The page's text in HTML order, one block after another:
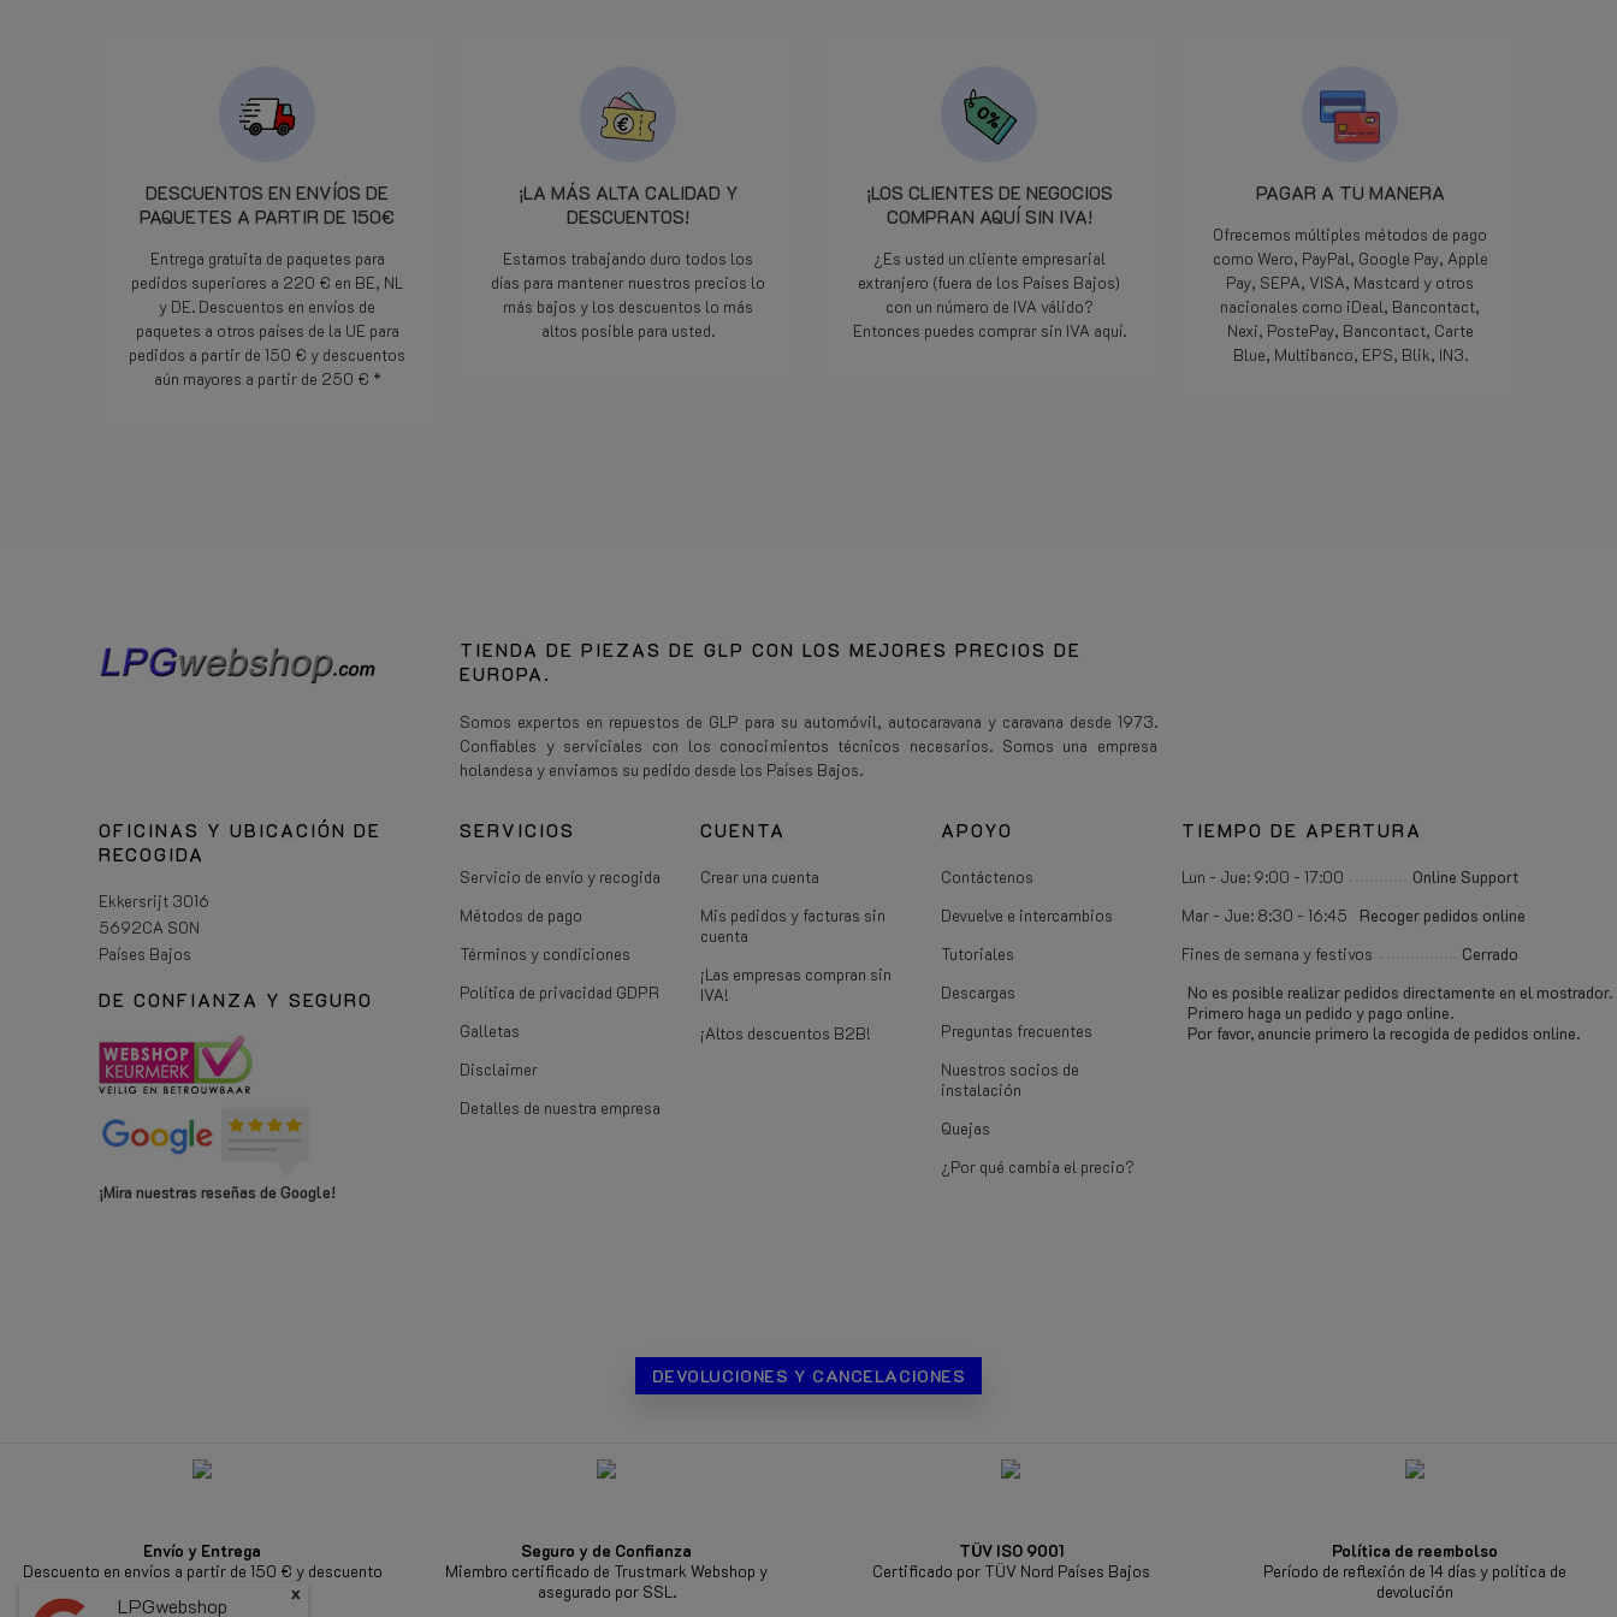
servizio degno di segnalazione.
In pratica cortesia efficienza ed
DESCUENTOS EN ENVÍOS DE
PAQUETES A PARTIR DE 150€
Entrega gratuita de paquetes para
pedidos superiores a 220 € en BE, NL
y DE. Descuentos en envíos de
paquetes a otros países de la UE para
pedidos a partir de 150 € y descuentos
aún mayores a partir de 250 € *
¡LA MÁS ALTA CALIDAD Y
DESCUENTOS!
Estamos trabajando duro todos los
días para mantener nuestros precios lo
más bajos y los descuentos lo más
altos posible para usted.
¡LOS CLIENTES DE NEGOCIOS
COMPRAN AQUÍ SIN IVA!
¿Es usted un cliente empresarial
extranjero (fuera de los Países Bajos)
con un número de IVA válido?
Entonces puedes comprar sin IVA aquí.
PAGAR A TU MANERA
Ofrecemos múltiples métodos de pago
como Wero, PayPal, Google Pay, Apple
Pay, SEPA, VISA, Mastcard y otros
nacionales como iDeal, Bancontact,
Nexi, PostePay, Bancontact, Carte
Blue, Multibanco, EPS, Blik, IN3.
TIENDA DE PIEZAS DE GLP CON LOS MEJORES PRECIOS DE
EUROPA.
Somos expertos en repuestos de GLP para su automóvil, autocaravana y caravana desde 1973.
Confiables y serviciales con los conocimientos técnicos necesarios. Somos una empresa
holandesa y enviamos su pedido desde los Países Bajos.
OFICINAS Y UBICACIÓN DE
RECOGIDA
Ekkersrijt 3016
5692CA SON
Países Bajos
DE CONFIANZA Y SEGURO
¡Mira nuestras reseñas de Google!
SERVICIOS
Servicio de envío y recogida
Métodos de pago
Términos y condiciones
Política de privacidad GDPR
Galletas
Disclaimer
Detalles de nuestra empresa
CUENTA
Crear una cuenta
Mis pedidos y facturas sin
cuenta
¡Las empresas compran sin
IVA!
¡Altos descuentos B2B!
APOYO
Contáctenos
Devuelve e intercambios
Tutoriales
Descargas
Preguntas frecuentes
Nuestros socios de
instalación
Quejas
¿Por qué cambia el precio?
TIEMPO DE APERTURA
Lun - Jue: 9:00 - 17:00
Online Support
Mar - Jue: 8:30 - 16:45
Recoger pedidos online
Fines de semana y festivos
Cerrado
No es posible realizar pedidos directamente en el mostrador.
Primero haga un pedido y pago online.
Por favor, anuncie primero la recogida de pedidos online.
DEVOLUCIONES Y CANCELACIONES
Envío y Entrega
Descuento en envíos a partir de 150 € y descuento
adicional a partir de 250 €
Seguro y de Confianza
Miembro certificado de Trustmark Webshop y
asegurado por SSL.
TÜV ISO 9001
Certificado por TÜV Nord Países Bajos
Política de reembolso
Período de reflexión de 14 días y política de
devolución
LPGwebshop x